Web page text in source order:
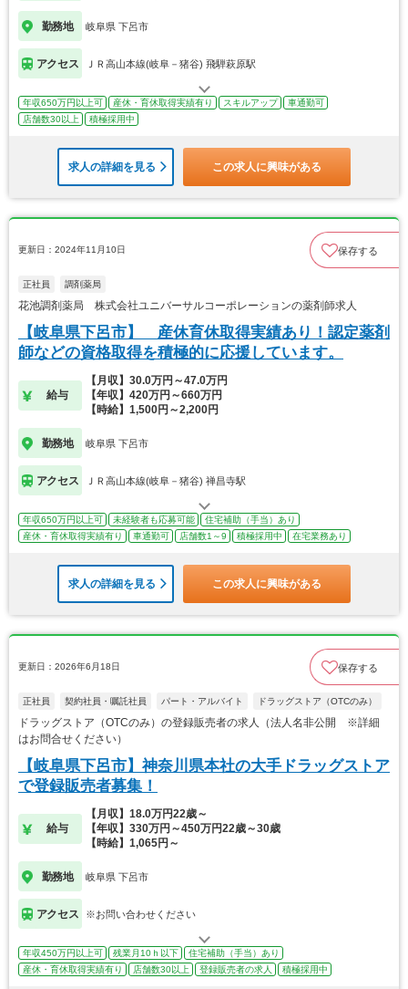
勤務地 岐阜県 下呂市
アクセス ＪＲ高山本線(岐阜－猪谷) 飛騨萩原駅
年収650万円以上可 産休・育休取得実績有り スキルアップ
車通勤可
店舗数30以上
積極採用中
求人の詳細を見る この求人に興味がある
更新日：2024年11月10日 保存する
正社員 調剤薬局
花池調剤薬局 株式会社ユニバーサルコーポレーションの薬剤師求人
【岐阜県下呂市】 産休育休取得実績あり！認定薬剤
師などの資格取得を積極的に応援しています。
給与
【月収】30.0万円～47.0万円
【年収】420万円～660万円
【時給】1,500円～2,200円
勤務地 岐阜県 下呂市
アクセス ＪＲ高山本線(岐阜－猪谷) 禅昌寺駅
年収650万円以上可 未経験者も応募可能
住宅補助（手当）あり
産休・育休取得実績有り
車通勤可 店舗数1～9 積極採用中 在宅業務あり
求人の詳細を見る この求人に興味がある
更新日：2026年6月18日 保存する
正社員 契約社員・嘱託社員 パート・アルバイト ドラッグストア（OTCのみ）
ドラッグストア（OTCのみ）の登録販売者の求人（法人名非公開 ※詳細
はお問合せください）
【岐阜県下呂市】神奈川県本社の大手ドラッグストア
で登録販売者募集！
給与
【月収】18.0万円22歳～
【年収】330万円～450万円22歳～30歳
【時給】1,065円～
勤務地 岐阜県 下呂市
アクセス ※お問い合わせください
年収450万円以上可 残業月10ｈ以下
住宅補助（手当）あり
産休・育休取得実績有り
店舗数30以上 登録販売者の求人 積極採用中